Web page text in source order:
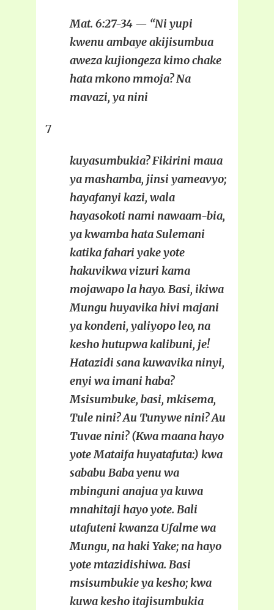
Mat. 6:27-34 — “Ni yupi
kwenu ambaye akijisumbua
aweza kujiongeza kimo chake
hata mkono mmoja? Na
mavazi, ya nini
7
kuyasumbukia? Fikirini maua
ya mashamba, jinsi yameavyo;
hayafanyi kazi, wala
hayasokoti nami nawaam-bia,
ya kwamba hata Sulemani
katika fahari yake yote
hakuvikwa vizuri kama
mojawapo la hayo. Basi, ikiwa
Mungu huyavika hivi majani
ya kondeni, yaliyopo leo, na
kesho hutupwa kalibuni, je!
Hatazidi sana kuwavika ninyi,
enyi wa imani haba?
Msisumbuke, basi, mkisema,
Tule nini? Au Tunywe nini? Au
Tuvae nini? (Kwa maana hayo
yote Mataifa huyatafuta:) kwa
sababu Baba yenu wa
mbinguni anajua ya kuwa
mnahitaji hayo yote. Bali
utafuteni kwanza Ufalme wa
Mungu, na haki Yake; na hayo
yote mtazidishiwa. Basi
msisumbukie ya kesho; kwa
kuwa kesho itajisumbukia